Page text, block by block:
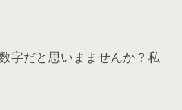
字だと思いまませんか？私